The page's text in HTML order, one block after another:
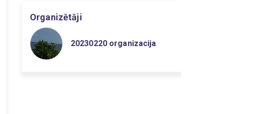
Organizētāji
20230220 organizacija